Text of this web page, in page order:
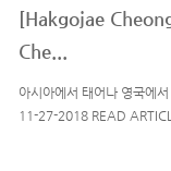
[Hakgojae
Che...
아시아에서 태어나 영국에
11-27-2018 READ